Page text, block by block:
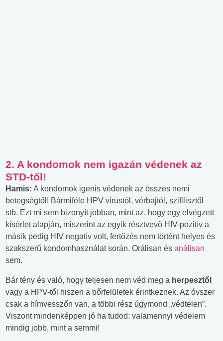
2. A kondomok nem igazán védenek az
STD-től!
Hamis: A kondomok igenis védenek az összes nemi
betegségtől! Bármiféle HPV vírustól, vérbajtól, szifilisztől
stb. Ezt mi sem bizonyít jobban, mint az, hogy egy elvégzett
kísérlet alapján, miszerint az egyik résztvevő HIV-pozitív a
másik pedig HIV negatív volt, fertőzés nem történt helyes és
szakszerű kondomhasználat során. Orálisan és análisan
sem.
Bár tény és való, hogy teljesen nem véd meg a herpesztől
vagy a HPV-től hiszen a bőrfelületek érintkeznek. Az óvszer
csak a hímvesszőn van, a többi rész úgymond „védtelen”.
Viszont mindenképpen jó ha tudod: valamennyi védelem
mindig jobb, mint a semmi!